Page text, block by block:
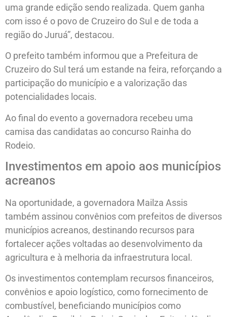
uma grande edição sendo realizada. Quem ganha
com isso é o povo de Cruzeiro do Sul e de toda a
região do Juruá”, destacou.
O prefeito também informou que a Prefeitura de
Cruzeiro do Sul terá um estande na feira, reforçando a
participação do município e a valorização das
potencialidades locais.
Ao final do evento a governadora recebeu uma
camisa das candidatas ao concurso Rainha do
Rodeio.
Investimentos em apoio aos municípios
acreanos
Na oportunidade, a governadora Mailza Assis
também assinou convênios com prefeitos de diversos
municípios acreanos, destinando recursos para
fortalecer ações voltadas ao desenvolvimento da
agricultura e à melhoria da infraestrutura local.
Os investimentos contemplam recursos financeiros,
convênios e apoio logístico, como fornecimento de
combustível, beneficiando municípios como